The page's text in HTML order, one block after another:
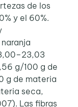
de los
y el 60%.
g/100 g de
g de materia
seca,
Las fibras